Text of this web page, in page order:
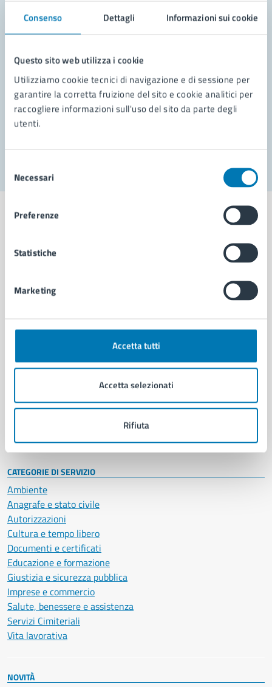
Consenso Dettagli Informazioni sui cookie
Questo sito web utilizza i cookie
Utilizziamo cookie tecnici di navigazione e di sessione per
garantire la corretta fruizione del sito e cookie analitici per
raccogliere informazioni sull'uso del sito da parte degli
utenti.
delNecessari
Preferenze
Statistiche
Marketing
Accetta tutti
Accetta selezionati
Rifiuta
Leggi le domande frequenti
Richiedi assistenza
Prenota appuntamento
Problemi in città
Comune di Napoli
AMMINISTRAZIONE
Organi di governo
Enti e fondazioni
Personale amministrativo
Intranet, posta aziendale e protocollo
CATEGORIE DI SERVIZIO
Ambiente
Anagrafe e stato civile
Autorizzazioni
Cultura e tempo libero
Documenti e certificati
Educazione e formazione
Giustizia e sicurezza pubblica
Imprese e commercio
Salute, benessere e assistenza
Servizi Cimiteriali
Vita lavorativa
NOVITÀ